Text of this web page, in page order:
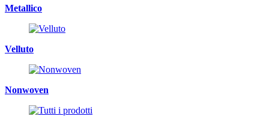
Metallico
Velluto
Nonwoven